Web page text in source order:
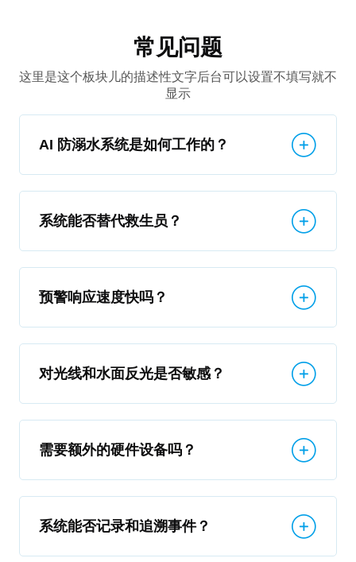
常见问题
这里是这个板块儿的描述性文字后台可以设置不填写就不
显示
AI 防溺水系统是如何工作的？
系统能否替代救生员？
预警响应速度快吗？
对光线和水面反光是否敏感？
需要额外的硬件设备吗？
系统能否记录和追溯事件？